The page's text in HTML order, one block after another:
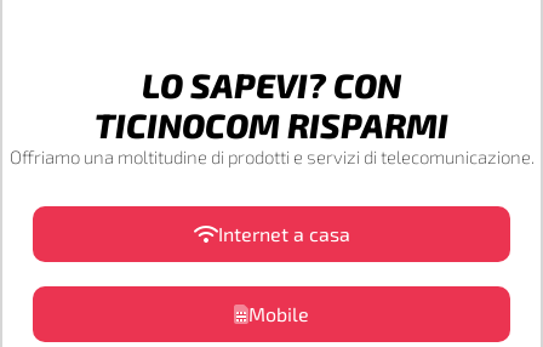
LO SAPEVI? CON
TICINOCOM RISPARMI
Offriamo una moltitudine di prodotti e servizi di telecomunicazione.
Internet a casa
Mobile